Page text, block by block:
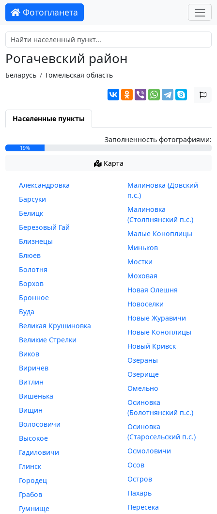
Фотопланета
Рогачевский район
Беларусь Гомельская область
Населенные пункты
Заполненность фотографиями:
19%
Карта
Александровка
Барсуки
Белицк
Березовый Гай
Близнецы
Блюев
Болотня
Борхов
Бронное
Буда
Великая Крушиновка
Великие Стрелки
Виков
Виричев
Витлин
Вишенька
Вищин
Волосовичи
Высокое
Гадиловичи
Глинск
Городец
Грабов
Гумнище
Малиновка (Довский
п.с.)
Малиновка
(Столпнянский п.с.)
Малые Коноплицы
Миньков
Мостки
Моховая
Новая Олешня
Новоселки
Новые Журавичи
Новые Коноплицы
Новый Кривск
Озераны
Озерище
Омельно
Осиновка
(Болотнянский п.с.)
Осиновка
(Старосельский п.с.)
Осмоловичи
Осов
Остров
Пахарь
Пересека